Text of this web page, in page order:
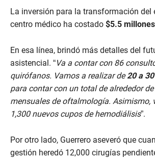
La inversión para la transformación del
centro médico ha costado $5.5 millones
En esa línea, brindó más detalles del
asistencial. “Va a contar con 86
quirófanos. Vamos a realizar de20 a
para contar con un total de alrededor
mensuales de oftalmología. Asimismo,
1,300 nuevos cupos de hemodiálisis”.
Por otro lado, Guerrero aseveró que
gestión heredó 12,000 cirugías